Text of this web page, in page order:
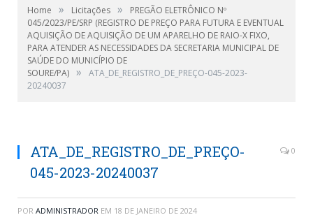
Home » Licitações »
PREGÃO ELETRÔNICO Nº
045/2023/PE/SRP (REGISTRO DE PREÇO PARA FUTURA E EVENTUAL
AQUISIÇÃO DE AQUISIÇÃO DE UM APARELHO DE RAIO-X FIXO,
PARA ATENDER AS NECESSIDADES DA SECRETARIA MUNICIPAL DE
SAÚDE DO MUNICÍPIO DE
SOURE/PA) »
ATA_DE_REGISTRO_DE_PREÇO-045-2023-
20240037
ATA_DE_REGISTRO_DE_PREÇO-
045-2023-20240037
0
POR ADMINISTRADOR EM 18 DE JANEIRO DE 2024